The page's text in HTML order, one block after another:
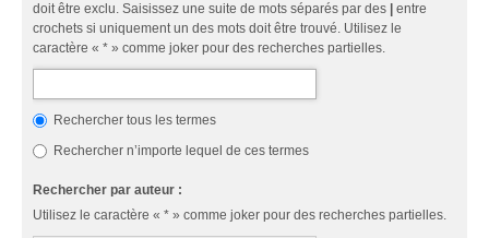
doit être exclu. Saisissez une suite de mots séparés par des
entre
crochets si uniquement un des mots doit être trouvé. Utilisez le
caractère « * » comme joker pour des recherches partielles.
Rechercher tous les termes
Rechercher n’importe lequel de ces termes
Rechercher par auteur :
Utilisez le caractère « * » comme joker pour des recherches partielles.